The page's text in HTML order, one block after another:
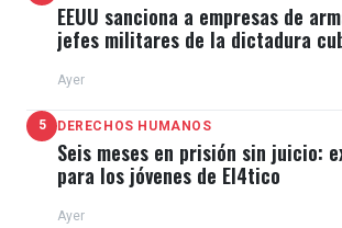
EEUU sanciona a empresas de
jefes militares de la dictadura
Ayer
5 DERECHOS HUMANOS
Seis meses en prisión sin juicio:
para los jóvenes de El4tico
Ayer